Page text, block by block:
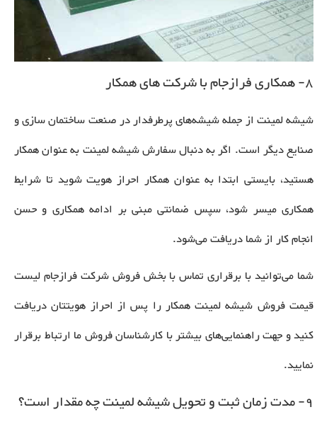
8- همکاری فرازجام با شرکت های همکار
شیشه لمینت از جمله شیشه‌های پرطرفدار در صنعت ساختمان سازی و
صنایع دیگر است. اگر به دنبال سفارش شیشه لمینت به عنوان همکار
هستید، بایستی ابتدا به عنوان همکار احراز هویت شوید تا شرایط
همکاری میسر شود، سپس ضمانتی مبنی بر ادامه همکاری و حسن
انجام کار از شما دریافت می‌شود.
شما می‌توانید با برقراری تماس با بخش فروش شرکت فرازجام لیست
قیمت فروش شیشه لمینت همکار را پس از احراز هویتتان دریافت
کنید و جهت راهنمایی‌های بیشتر با کارشناسان فروش ما ارتباط برقرار
نمایید.
9- مدت زمان ثبت و تحویل شیشه لمینت چه مقدار است؟